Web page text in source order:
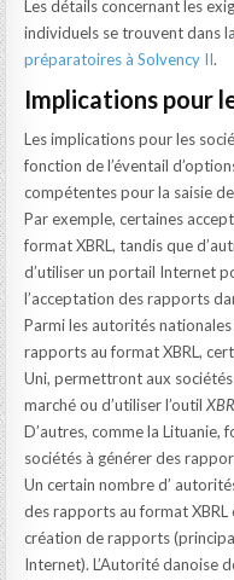
Les détails concernant les
individuels se trouvent dans
préparatoires à Solvency II.
Implications pour
Les implications pour les
fonction de l’éventail
compétentes pour la saisie
Par exemple, certaines
format XBRL, tandis que
d’utiliser un portail Internet
l’acceptation des rapports
Parmi les autorités
rapports au format XBRL,
Uni, permettront aux
marché ou d’utiliser l’outil
D’autres, comme la Lituanie,
sociétés à générer des
Un certain nombre d’
des rapports au format
création de rapports
Internet). L’Autorité danoise